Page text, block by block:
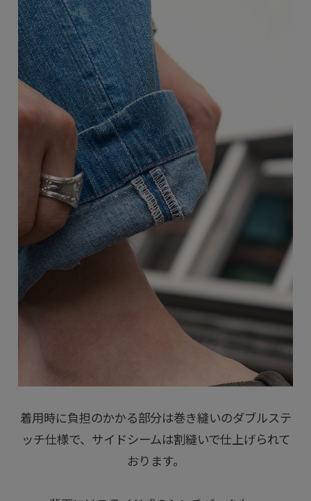
着用時に負担のかかる部分は巻き縫いのダブルステ
ッチ仕様で、サイドシームは割縫いで仕上げられて
おります。